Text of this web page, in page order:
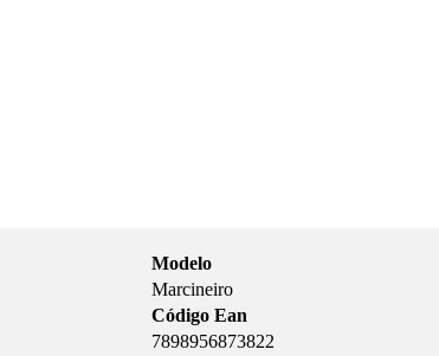
Modelo
Marcineiro
Código Ean
7898956873822